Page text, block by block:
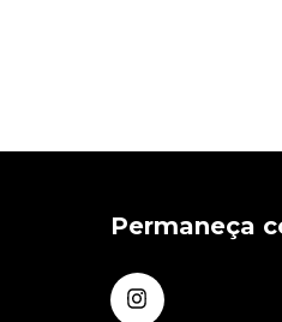
Permaneça